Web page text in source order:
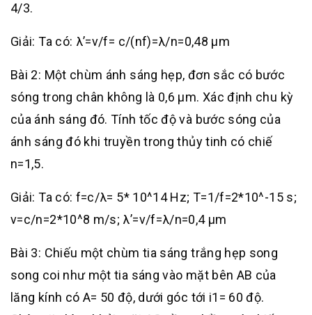
4/3.
Giải: Ta có: λ’=v/f= c/(nf)=λ/n=0,48 μm
Bài 2: Một chùm ánh sáng hẹp, đơn sắc có bước
sóng trong chân không là 0,6 μm. Xác định chu kỳ
của ánh sáng đó. Tính tốc độ và bước sóng của
ánh sáng đó khi truyền trong thủy tinh có chiế
n=1,5.
Giải: Ta có: f=c/λ= 5* 10^14 Hz; T=1/f=2*10^-15 s;
v=c/n=2*10^8 m/s; λ’=v/f=λ/n=0,4 μm
Bài 3: Chiếu một chùm tia sáng trắng hẹp song
song coi như một tia sáng vào mặt bên AB của
lăng kính có A= 50 độ, dưới góc tới i1= 60 độ.